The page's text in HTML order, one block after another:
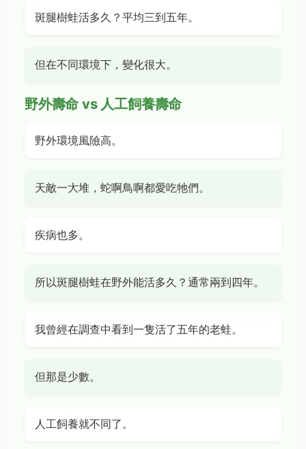
斑腿樹蛙活多久？平均三到五年。
但在不同環境下，變化很大。
野外壽命 vs 人工飼養壽命
野外環境風險高。
天敵一大堆，蛇啊鳥啊都愛吃牠們。
疾病也多。
所以斑腿樹蛙在野外能活多久？通常兩到四年。
我曾經在調查中看到一隻活了五年的老蛙。
但那是少數。
人工飼養就不同了。